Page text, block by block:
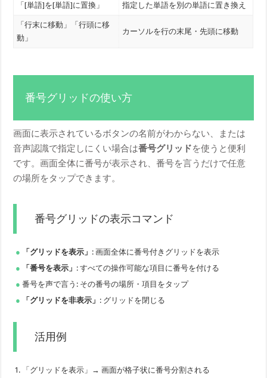
「[単語]を[単語]に置換」 指定した単語を別の単語に置き換え
「行末に移動」「行頭に移
動」
カーソルを行の末尾・先頭に移動
番号グリッドの使い方
画面に表示されているボタンの名前がわからない、または
音声認識で指定しにくい場合は番号グリッドを使うと便利
です。画面全体に番号が表示され、番号を言うだけで任意
の場所をタップできます。
番号グリッドの表示コマンド
「グリッドを表示」 : 画面全体に番号付きグリッドを表示
「番号を表示」 : すべての操作可能な項目に番号を付ける
番号を声で言う: その番号の場所・項目をタップ
「グリッドを非表示」 : グリッドを閉じる
活用例
「グリッドを表示」→ 画面が格子状に番号分割される